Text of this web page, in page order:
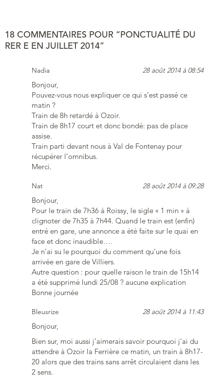
18 COMMENTAIRES POUR “PONCTUALITÉ DU
RER E EN JUILLET 2014”
Nadia 28 août 2014 à 08:54
Bonjour,
Pouvez-vous nous expliquer ce qui s’est passé ce
matin ?
Train de 8h retardé à Ozoir.
Train de 8h17 court et donc bondé: pas de place
assise.
Train parti devant nous à Val de Fontenay pour
récupérer l’omnibus.
Merci.
Nat 28 août 2014 à 09:28
Bonjour,
Pour le train de 7h36 à Roissy, le sigle « 1 min » à
clignoter de 7h35 à 7h44. Quand le train est (enfin)
entré en gare, une annonce a été faite sur le quai en
face et donc inaudible….
Je n’ai su le pourquoi du comment qu’une fois
arrivée en gare de Villiers.
Autre question : pour quelle raison le train de 15h14
a été supprimé lundi 25/08 ? aucune explication
Bonne journée
Bleusrize 28 août 2014 à 11:43
Bonjour,
Bien sur, moi aussi j’aimerais savoir pourquoi j’ai du
attendre à Ozoir la Ferrière ce matin, un train à 8h17-
20 alors que des trains sans arrêt circulaient dans les
2 sens.